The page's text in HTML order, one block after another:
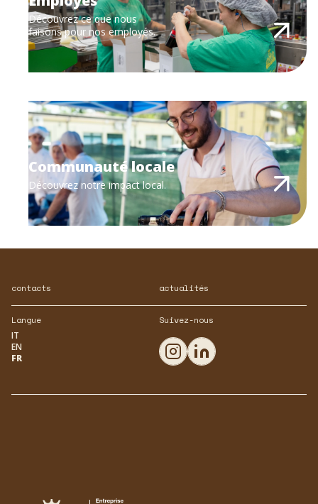
Découvrez ce que nous
faisons pour nos employés.
Communauté locale
Découvrez notre impact local.
contacts actualités
Langue
IT
EN
FR
Suivez-nous